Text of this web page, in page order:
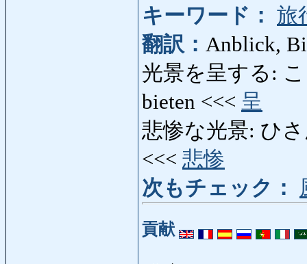
キーワード： 旅
翻訳： Anblick,
光景を呈する:
bieten <<< 呈
悲惨な光景: ひ
<<< 悲惨
次もチェック：
貢献